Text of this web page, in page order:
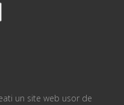
un site web usor de